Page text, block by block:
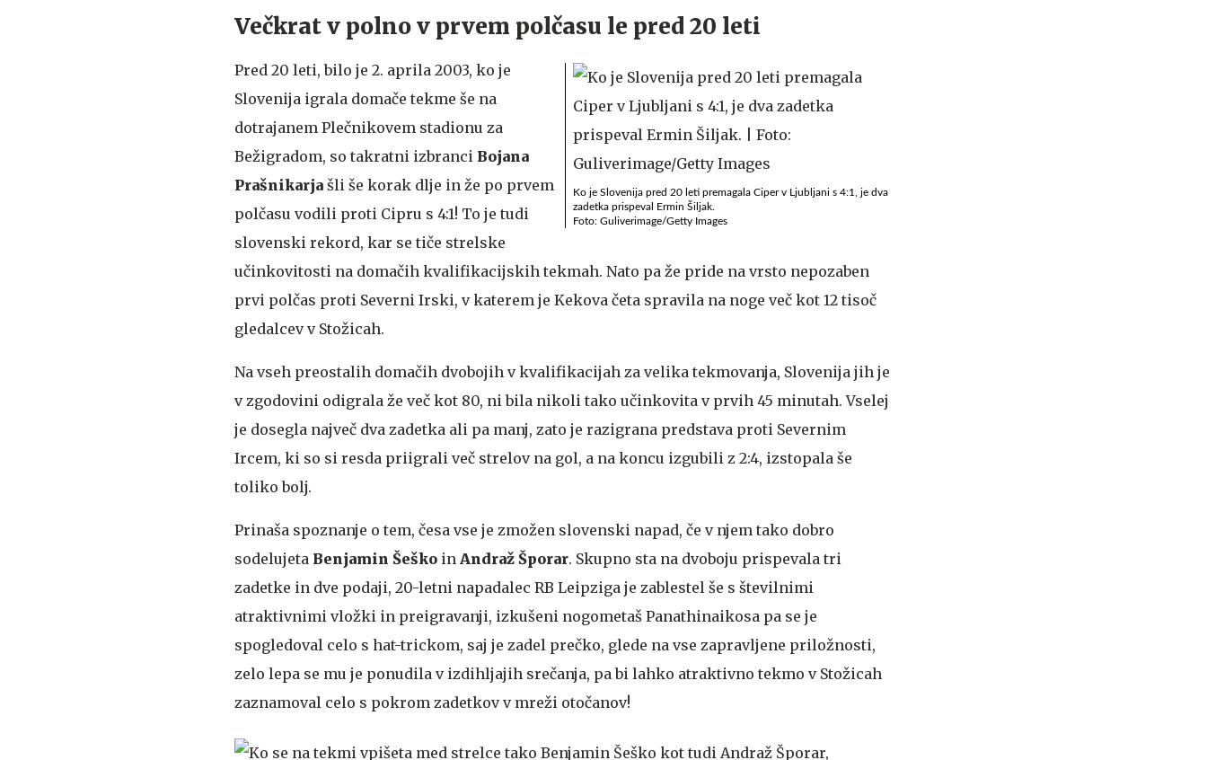
Večkrat v polno v prvem polčasu le pred 20 leti
Ko je Slovenija pred 20 leti premagala Ciper v Ljubljani s 4:1, je dva
zadetka prispeval Ermin Šiljak.
Foto: Guliverimage/Getty Images
Pred 20 leti, bilo je 2. aprila 2003, ko je
Slovenija igrala domače tekme še na
dotrajanem Plečnikovem stadionu za
Bežigradom, so takratni izbranci Bojana
Prašnikarja šli še korak dlje in že po prvem
polčasu vodili proti Cipru s 4:1! To je tudi
slovenski rekord, kar se tiče strelske
učinkovitosti na domačih kvalifikacijskih tekmah. Nato pa že pride na vrsto nepozaben
prvi polčas proti Severni Irski, v katerem je Kekova četa spravila na noge več kot 12 tisoč
gledalcev v Stožicah.
Na vseh preostalih domačih dvobojih v kvalifikacijah za velika tekmovanja, Slovenija jih je
v zgodovini odigrala že več kot 80, ni bila nikoli tako učinkovita v prvih 45 minutah. Vselej
je dosegla največ dva zadetka ali pa manj, zato je razigrana predstava proti Severnim
Ircem, ki so si resda priigrali več strelov na gol, a na koncu izgubili z 2:4, izstopala še
toliko bolj.
Prinaša spoznanje o tem, česa vse je zmožen slovenski napad, če v njem tako dobro
sodelujeta Benjamin Šeško in Andraž Šporar. Skupno sta na dvoboju prispevala tri
zadetke in dve podaji, 20-letni napadalec RB Leipziga je zablestel še s številnimi
atraktivnimi vložki in preigravanji, izkušeni nogometaš Panathinaikosa pa se je
spogledoval celo s hat-trickom, saj je zadel prečko, glede na vse zapravljene priložnosti,
zelo lepa se mu je ponudila v izdihljajih srečanja, pa bi lahko atraktivno tekmo v Stožicah
zaznamoval celo s pokrom zadetkov v mreži otočanov!